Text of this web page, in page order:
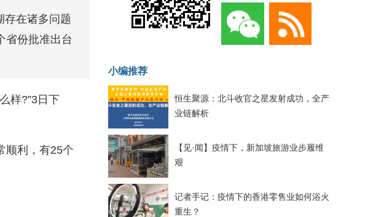
，全产业链解析
报（2020. 08.17—2020.08.21）
存在诸多问题
省份批准出台
样?”3日下
顺利，有25个
小编推荐
恒生聚源：北斗收官之星发射成功，全产
业链解析
【见·闻】疫情下，新加坡旅游业步履维
艰
记者手记：疫情下的香港零售业如何浴火
重生？